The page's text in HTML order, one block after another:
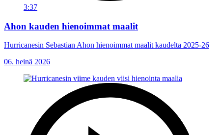
3:37
Ahon kauden hienoimmat maalit
Hurricanesin Sebastian Ahon hienoimmat maalit kaudelta 2025-26
06. heinä 2026